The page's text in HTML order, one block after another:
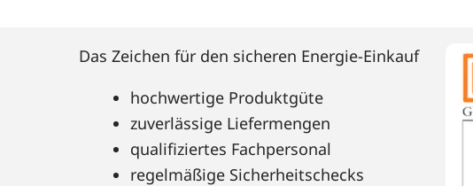
Das Zeichen für den sicheren Energie-Einkauf
hochwertige Produktgüte
zuverlässige Liefermengen
qualifiziertes Fachpersonal
regelmäßige Sicherheitschecks